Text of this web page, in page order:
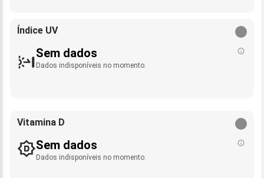
Índice UV
Sem dados
Dados indisponíveis no momento.
Vitamina D
Sem dados
Dados indisponíveis no momento.